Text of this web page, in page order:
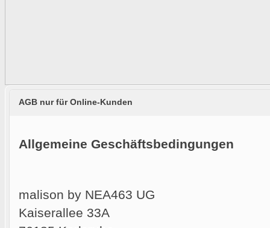
AGB nur für Online-Kunden
Allgemeine Geschäftsbedingungen
malison by NEA463 UG
Kaiserallee 33A